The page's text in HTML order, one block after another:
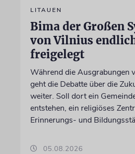
LITAUEN
Bima der Großen
von Vilnius
freigelegt
Während die Ausgrabungen
geht die Debatte über die
weiter. Soll dort ein
entstehen, ein religiöses
Erinnerungs- und
05.08.2026